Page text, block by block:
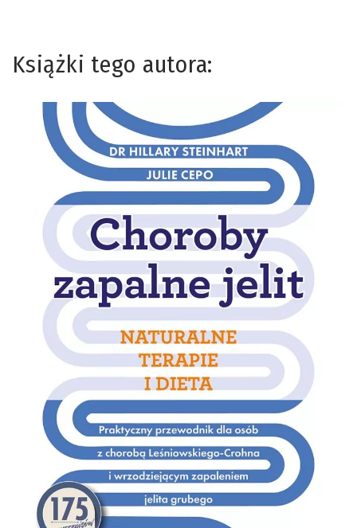
Książki tego autora: